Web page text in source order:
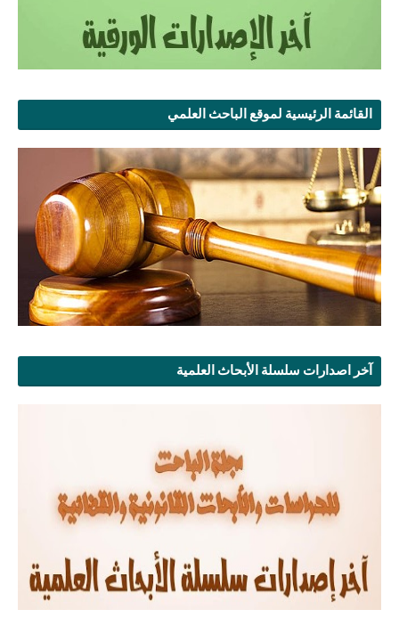
القائمة الرئيسية لموقع الباحث العلمي
آخر اصدارات سلسلة الأبحاث العلمية